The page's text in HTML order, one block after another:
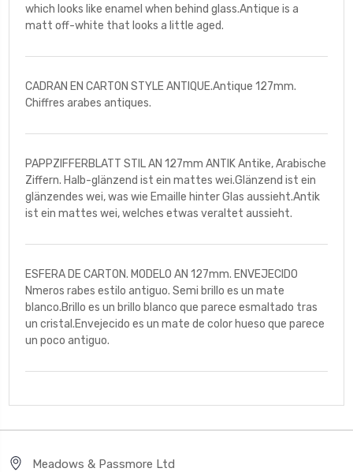
which looks like enamel when behind glass.Antique is a
matt off-white that looks a little aged.
CADRAN EN CARTON STYLE ANTIQUE.Antique 127mm.
Chiffres arabes antiques.
PAPPZIFFERBLATT STIL AN 127mm ANTIK Antike, Arabische
Ziffern. Halb-glänzend ist ein mattes wei.Glänzend ist ein
glänzendes wei, was wie Emaille hinter Glas aussieht.Antik
ist ein mattes wei, welches etwas veraltet aussieht.
ESFERA DE CARTON. MODELO AN 127mm. ENVEJECIDO
Nmeros rabes estilo antiguo. Semi brillo es un mate
blanco.Brillo es un brillo blanco que parece esmaltado tras
un cristal.Envejecido es un mate de color hueso que parece
un poco antiguo.
Meadows & Passmore Ltd